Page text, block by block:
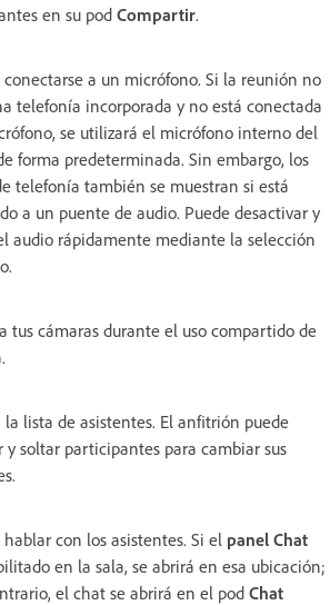
en su pod Compartir.
a un micrófono. Si la reunión no
telefonía incorporada y no está conectada
se utilizará el micrófono interno del
forma predeterminada. Sin embargo, los
telefonía también se muestran si está
a un puente de audio. Puede desactivar y
audio rápidamente mediante la selección
tus cámaras durante el uso compartido de
la lista de asistentes. El anfitrión puede
y soltar participantes para cambiar sus
con los asistentes. Si el panel Chat
en la sala, se abrirá en esa ubicación;
el chat se abrirá en el pod Chat